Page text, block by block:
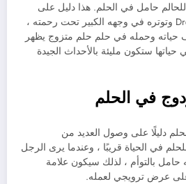
حامل في الحلم. هذا دليل على
الأرستقراطية لخلق Dreamer وتوتره في وجهه الكبير تحت رحمته ،
وحمله في حلم حلم متزوج يظهر
ستكون مليئة بالأحداث الجيدة
في الحلم
دليلًا على وصول العديد من
في الحياة قريبًا ، وعندما يرى الرجل
بالتوأم ، لذلك سيكون علامة
عرض ترويجي لعمله.